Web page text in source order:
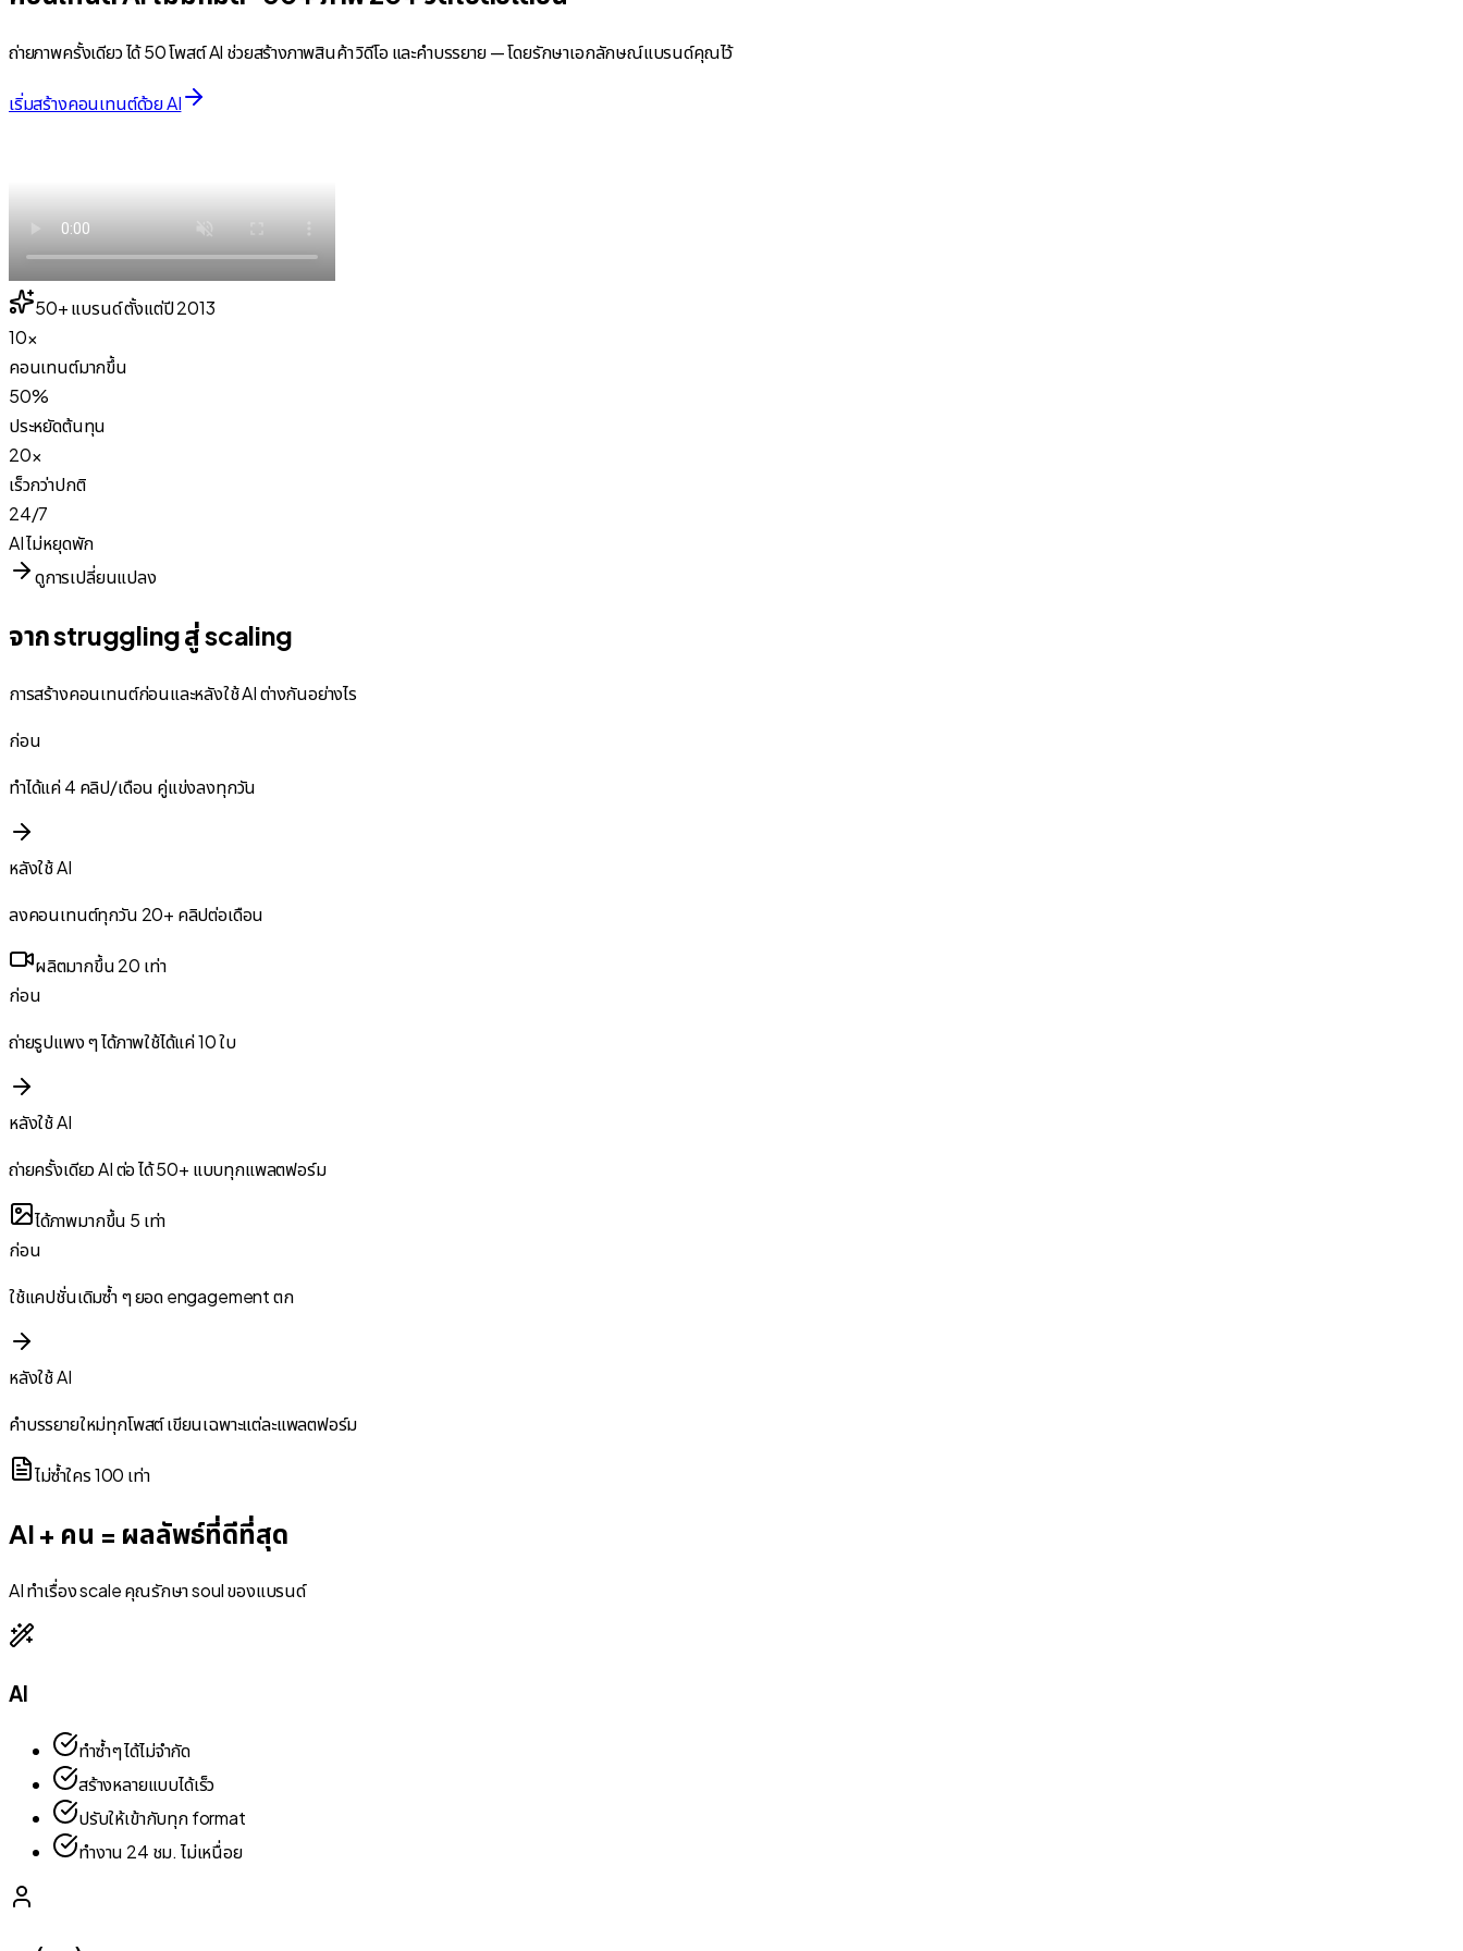
ถ่ายภาพครั้งเดียว ได้ 50 โพสต์ AI ช่วยสร้างภาพสินค้า วิดีโอ และคำบรรยาย — โดยรักษาเอกลักษณ์แบรนด์คุณไว้
เริ่มสร้างคอนเทนต์ด้วย AI
50+ แบรนด์ ตั้งแต่ปี 2013
10×
คอนเทนต์มากขึ้น
50%
ประหยัดต้นทุน
20×
เร็วกว่าปกติ
24/7
AI ไม่หยุดพัก
ดูการเปลี่ยนแปลง
จาก struggling สู่ scaling
การสร้างคอนเทนต์ก่อนและหลังใช้ AI ต่างกันอย่างไร
ก่อน
ทำได้แค่ 4 คลิป/เดือน คู่แข่งลงทุกวัน
หลังใช้ AI
ลงคอนเทนต์ทุกวัน 20+ คลิปต่อเดือน
ผลิตมากขึ้น 20 เท่า
ก่อน
ถ่ายรูปแพง ๆ ได้ภาพใช้ได้แค่ 10 ใบ
หลังใช้ AI
ถ่ายครั้งเดียว AI ต่อ ได้ 50+ แบบทุกแพลตฟอร์ม
ได้ภาพมากขึ้น 5 เท่า
ก่อน
ใช้แคปชั่นเดิมซ้ำ ๆ ยอด engagement ตก
หลังใช้ AI
คำบรรยายใหม่ทุกโพสต์ เขียนเฉพาะแต่ละแพลตฟอร์ม
ไม่ซ้ำใคร 100 เท่า
AI + คน = ผลลัพธ์ที่ดีที่สุด
AI ทำเรื่อง scale คุณรักษา soul ของแบรนด์
AI
ทำซ้ำๆ ได้ไม่จำกัด
สร้างหลายแบบได้เร็ว
ปรับให้เข้ากับทุก format
ทำงาน 24 ชม. ไม่เหนื่อย